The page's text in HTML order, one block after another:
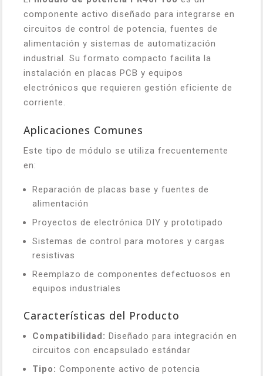
componente activo diseñado para integrarse en
circuitos de control de potencia, fuentes de
alimentación y sistemas de automatización
industrial. Su formato compacto facilita la
instalación en placas PCB y equipos
electrónicos que requieren gestión eficiente de
corriente.
Aplicaciones Comunes
Este tipo de módulo se utiliza frecuentemente
en:
Reparación de placas base y fuentes de
alimentación
Proyectos de electrónica DIY y prototipado
Sistemas de control para motores y cargas
resistivas
Reemplazo de componentes defectuosos en
equipos industriales
Características del Producto
Compatibilidad: Diseñado para integración en
circuitos con encapsulado estándar
Tipo: Componente activo de potencia